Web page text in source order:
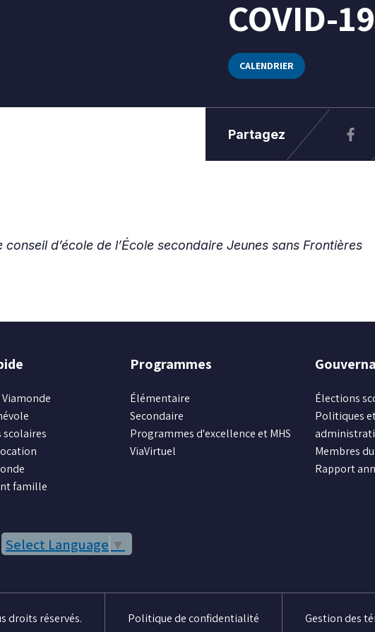
COVID-
CALENDRIER
Partagez
d’école de l’École secondaire Jeunes sans Frontières
scolaires
famille
Programmes
Élémentaire
Secondaire
Programmes d'excellence et MHS
ViaVirtuel
Élections
Politiques
Membres
Rapport
Select Language ▼
droits réservés. Politique de confidentialité Gestion des